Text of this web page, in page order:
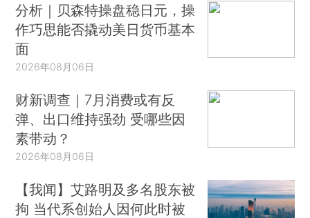
分析｜贝森特操盘稳日元，操
作巧思能否撬动美日货币基本
面
2026年08月06日
财新调查｜7月消费或有反
弹、出口维持强劲 受哪些因
素带动？
2026年08月06日
【我闻】艾路明及多名股东被
拘 当代系创始人因何此时被